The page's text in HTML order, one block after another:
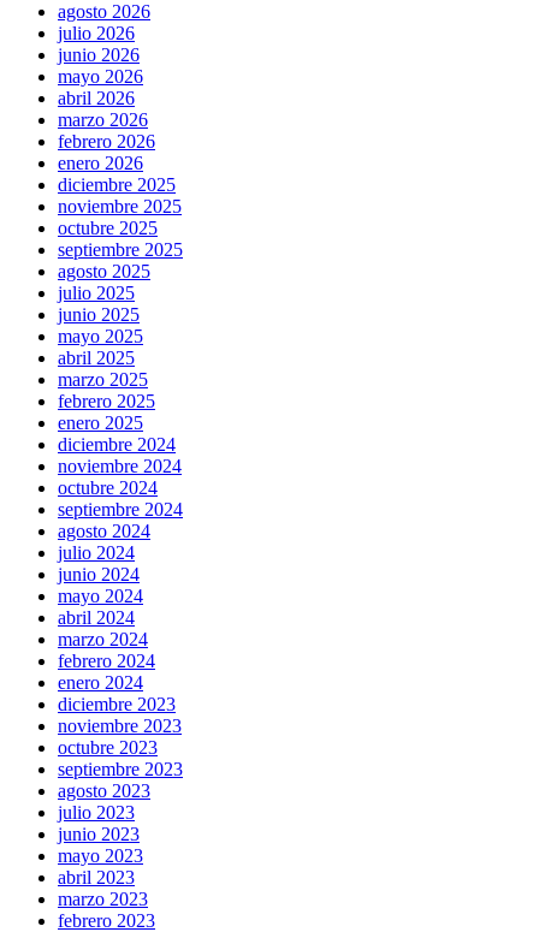
agosto 2026
julio 2026
junio 2026
mayo 2026
abril 2026
marzo 2026
febrero 2026
enero 2026
diciembre 2025
noviembre 2025
octubre 2025
septiembre 2025
agosto 2025
julio 2025
junio 2025
mayo 2025
abril 2025
marzo 2025
febrero 2025
enero 2025
diciembre 2024
noviembre 2024
octubre 2024
septiembre 2024
agosto 2024
julio 2024
junio 2024
mayo 2024
abril 2024
marzo 2024
febrero 2024
enero 2024
diciembre 2023
noviembre 2023
octubre 2023
septiembre 2023
agosto 2023
julio 2023
junio 2023
mayo 2023
abril 2023
marzo 2023
febrero 2023